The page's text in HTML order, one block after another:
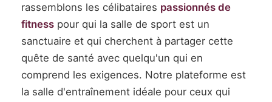
rassemblons les célibataires passionnés de
fitness pour qui la salle de sport est un
sanctuaire et qui cherchent à partager cette
quête de santé avec quelqu'un qui en
comprend les exigences. Notre plateforme est
la salle d'entraînement idéale pour ceux qui